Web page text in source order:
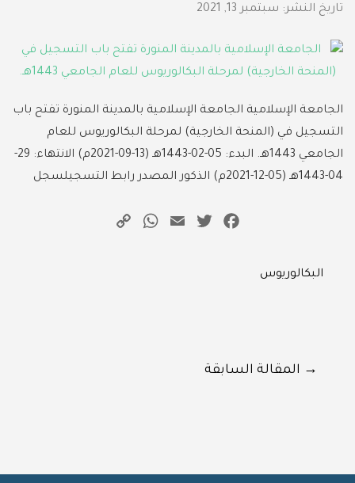
تاريخ النشر: سبتمبر 13, 2021
الجامعة الإسلامية الجامعة الإسلامية بالمدينة المنورة تفتح باب
التسجيل في (المنحة الخارجية) لمرحلة البكالوريوس للعام
الجامعي 1443هـ. البدء: 05-02-1443هـ (13-09-2021م) الانتهاء: 29-
04-1443هـ (05-12-2021م) الذكور المصدر رابط التسجيلسجل
Facebook
Twitter
Email
WhatsApp
Categories
البكالوريوس
المقالة السابقة →